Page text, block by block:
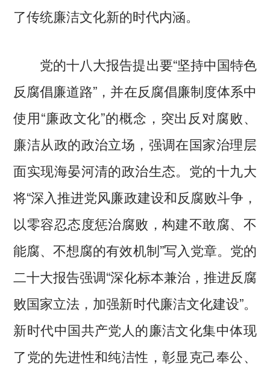
了传统廉洁文化新的时代内涵。
党的十八大报告提出要“坚持中国特色
反腐倡廉道路”，并在反腐倡廉制度体系中
使用“廉政文化”的概念，突出反对腐败、
廉洁从政的政治立场，强调在国家治理层
面实现海晏河清的政治生态。党的十九大
将“深入推进党风廉政建设和反腐败斗争，
以零容忍态度惩治腐败，构建不敢腐、不
能腐、不想腐的有效机制”写入党章。党的
二十大报告强调“深化标本兼治，推进反腐
败国家立法，加强新时代廉洁文化建设”。
新时代中国共产党人的廉洁文化集中体现
了党的先进性和纯洁性，彰显克己奉公、